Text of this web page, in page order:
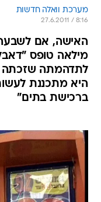
מערכת וואלה חדשות
27.6.2011 / 8:16
מילאה טופס
לתדהמתה שזכתה
היא מתכננת
ברכישת בתים"